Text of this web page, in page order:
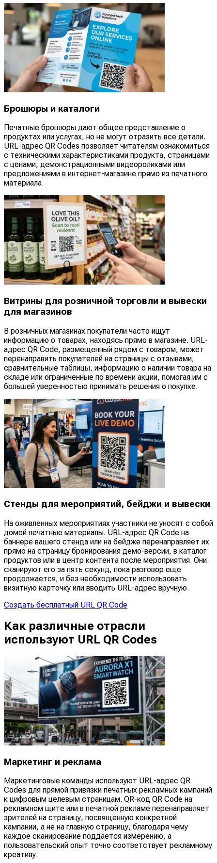
Брошюры и каталоги
Печатные брошюры дают общее представление о
продуктах или услугах, но не могут отразить все детали.
URL-адрес QR Codes позволяет читателям ознакомиться
с техническими характеристиками продукта, страницами
с ценами, демонстрационными видеороликами или
предложениями в интернет-магазине прямо из печатного
материала.
Витрины для розничной торговли и вывески
для магазинов
В розничных магазинах покупатели часто ищут
информацию о товарах, находясь прямо в магазине. URL-
адрес QR Code, размещенный рядом с товаром, может
перенаправить покупателей на страницы с отзывами,
сравнительные таблицы, информацию о наличии товара на
складе или ограниченные по времени акции, помогая им с
большей уверенностью принимать решения о покупке.
Стенды для мероприятий, бейджи и вывески
На оживленных мероприятиях участники не уносят с собой
домой печатные материалы. URL-адрес QR Code на
баннере вашего стенда или на бейдже перенаправляет их
прямо на страницу бронирования демо-версии, в каталог
продуктов или в центр контента после мероприятия. Они
сканируют его за пять секунд, пока разговор еще
продолжается, и без необходимости использовать
визитную карточку или вводить URL-адрес вручную.
Создать бесплатный URL QR Code
Как различные отрасли
используют URL QR Codes
Маркетинг и реклама
Маркетинговые команды используют URL-адрес QR
Codes для прямой привязки печатных рекламных кампаний
к цифровым целевым страницам. QR-код QR Code на
рекламном щите или в печатной рекламе перенаправляет
зрителей на страницу, посвященную конкретной
кампании, а не на главную страницу, благодаря чему
каждое сканирование поддается измерению, а
пользовательский опыт точно соответствует рекламному
креативу.